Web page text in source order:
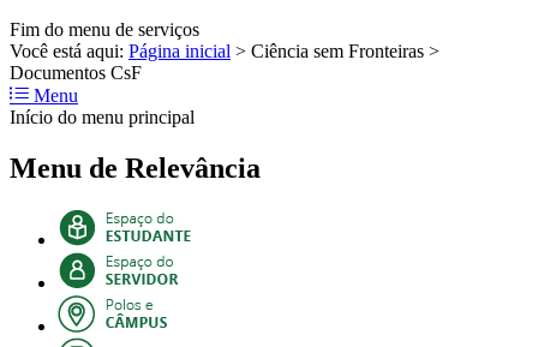
Fim do menu de serviços
Você está aqui: Página inicial > Ciência sem Fronteiras >
Documentos CsF
Menu
Início do menu principal
Menu de Relevância